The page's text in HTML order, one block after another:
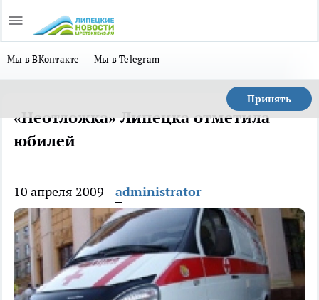
Мы в ВКонтакте Мы в Telegram
Принять
«Неотложка» Липецка отметила
юбилей
10 апреля 2009 administrator